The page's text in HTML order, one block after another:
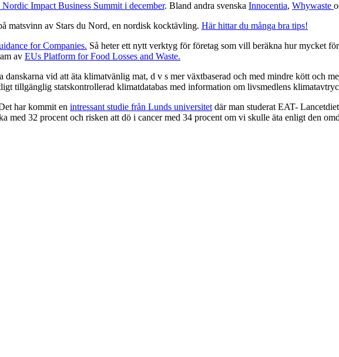
Nordic Impact Business Summit i december. Bland andra svenska Innocentia, Whywaste
matsvinn av Stars du Nord, en nordisk kocktävling. Här hittar du många bra tips!
for Companies. Så heter ett nytt verktyg för företag som vill beräkna hur mycket
av EUs Platform for Food Losses and Waste.
vid att äta klimatvänlig mat, d v s mer växtbaserad och med mindre kött och
tillgänglig statskontrollerad klimatdatabas med information om livsmedlens
har kommit en intressant studie från Lunds universitetdär man studerat EAT-
med 32 procent och risken att dö i cancer med 34 procent om vi skulle äta enligt den